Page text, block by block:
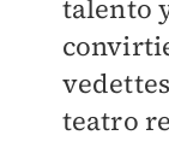
talento
teatro